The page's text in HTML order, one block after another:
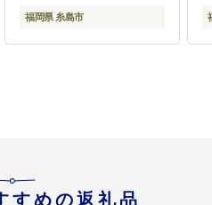
福岡県 糸島市
すめの返礼品